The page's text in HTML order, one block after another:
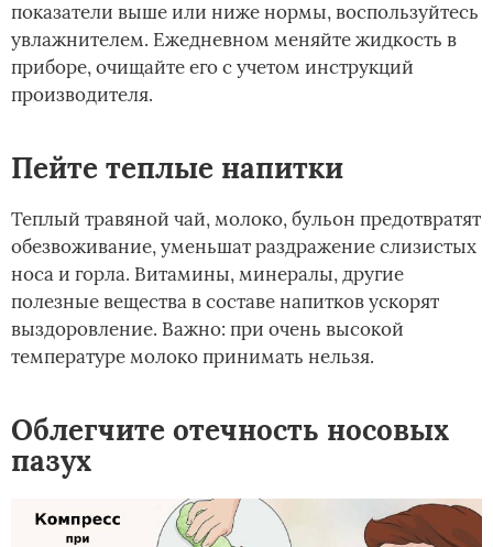
показатели выше или ниже нормы, воспользуйтесь
увлажнителем. Ежедневном меняйте жидкость в
приборе, очищайте его с учетом инструкций
производителя.
Пейте теплые напитки
Теплый травяной чай, молоко, бульон предотвратят
обезвоживание, уменьшат раздражение слизистых
носа и горла. Витамины, минералы, другие
полезные вещества в составе напитков ускорят
выздоровление. Важно: при очень высокой
температуре молоко принимать нельзя.
Облегчите отечность носовых
пазух